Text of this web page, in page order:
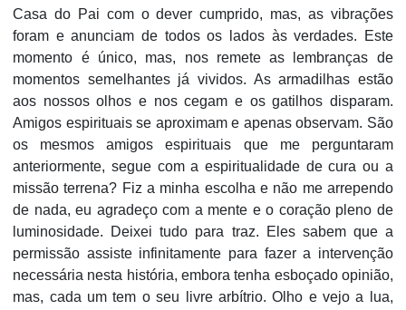
Casa do Pai com o dever cumprido, mas, as vibrações
foram e anunciam de todos os lados às verdades. Este
momento é único, mas, nos remete as lembranças de
momentos semelhantes já vividos. As armadilhas estão
aos nossos olhos e nos cegam e os gatilhos disparam.
Amigos espirituais se aproximam e apenas observam. São
os mesmos amigos espirituais que me perguntaram
anteriormente, segue com a espiritualidade de cura ou a
missão terrena? Fiz a minha escolha e não me arrependo
de nada, eu agradeço com a mente e o coração pleno de
luminosidade. Deixei tudo para traz. Eles sabem que a
permissão assiste infinitamente para fazer a intervenção
necessária nesta história, embora tenha esboçado opinião,
mas, cada um tem o seu livre arbítrio. Olho e vejo a lua,